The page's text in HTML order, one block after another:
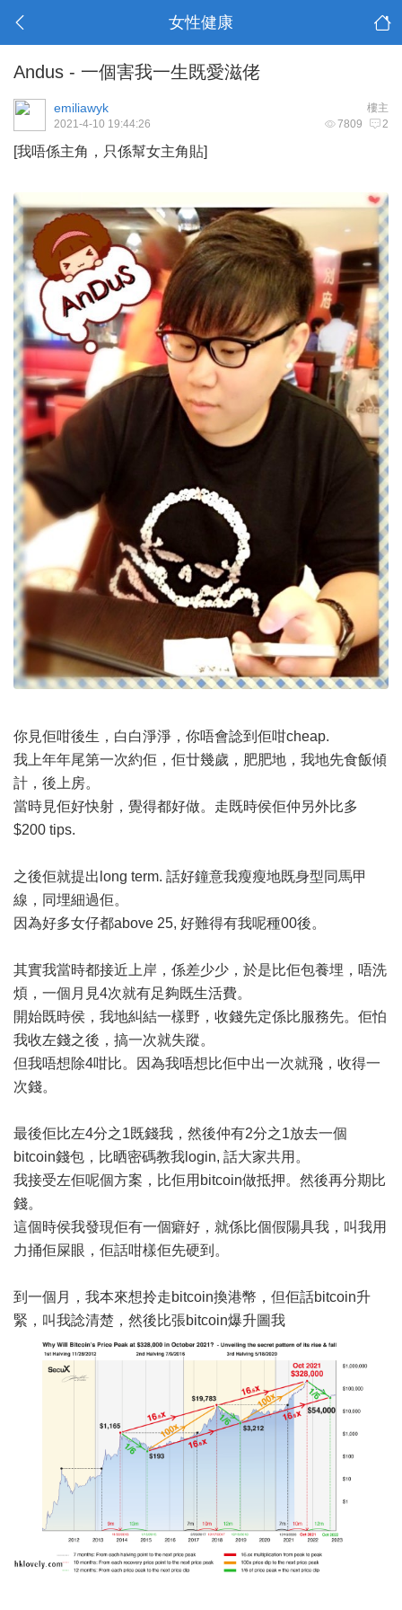
女性健康
Andus - 一個害我一生既愛滋佬
樓主
emiliawyk
7809 2
2021-4-10 19:44:26
[我唔係主角，只係幫女主角貼]
你見佢咁後生，白白淨淨，你唔會諗到佢咁cheap.
我上年年尾第一次約佢，佢廿幾歲，肥肥地，我地先食飯傾
計，後上房。
當時見佢好快射，覺得都好做。走既時侯佢仲另外比多
$200 tips.
之後佢就提出long term. 話好鐘意我瘦瘦地既身型同馬甲
線，同埋細過佢。
因為好多女仔都above 25, 好難得有我呢種00後。
其實我當時都接近上岸，係差少少，於是比佢包養埋，唔洗
煩，一個月見4次就有足夠既生活費。
開始既時侯，我地糾結一樣野，收錢先定係比服務先。佢怕
我收左錢之後，搞一次就失蹤。
但我唔想除4咁比。因為我唔想比佢中出一次就飛，收得一
次錢。
最後佢比左4分之1既錢我，然後仲有2分之1放去一個
bitcoin錢包，比晒密碼教我login, 話大家共用。
我接受左佢呢個方案，比佢用bitcoin做抵押。然後再分期比
錢。
這個時侯我發現佢有一個癖好，就係比個假陽具我，叫我用
力捅佢屎眼，佢話咁樣佢先硬到。
到一個月，我本來想拎走bitcoin換港幣，但佢話bitcoin升
緊，叫我諗清楚，然後比張bitcoin爆升圖我